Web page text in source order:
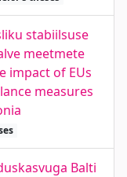
stabiilsuse
meetmete
impact of EUs
measures
Balti